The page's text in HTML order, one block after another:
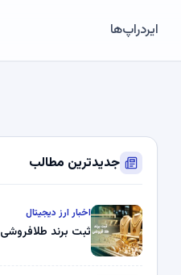
ایردراپ‌ها
جدیدترین مطالب
اخبار ارز دیجیتال
ثبت برند طلافروشی